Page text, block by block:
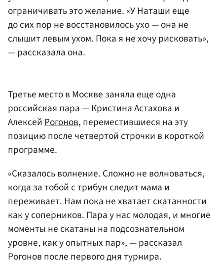
ограничивать это желание. «У Наташи еще
до сих пор не восстановилось ухо — она не
слышит левым ухом. Пока я не хочу рисковать»,
— рассказала она.
Третье место в Москве заняла еще одна
российская пара —Кристина Астаховаи
АлексейРогонов, переместившиеся на эту
позицию после четвертой строчки в короткой
программе.
«Сказалось волнение. Сложно не волноваться,
когда за тобой с трибун следит мама и
переживает. Нам пока не хватает скатанности
как у соперников. Пара у нас молодая, и многие
моменты не скатаны на подсознательном
уровне, как у опытных пар», — рассказал
Рогонов после первого дня турнира.